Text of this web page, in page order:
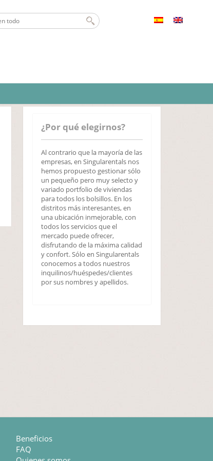
¿Por qué elegirnos?
Al contrario que la mayoría de las
empresas, en Singularentals nos
hemos propuesto gestionar sólo
un pequeño pero muy selecto y
variado portfolio de viviendas
para todos los bolsillos. En los
distritos más interesantes, en
una ubicación inmejorable, con
todos los servicios que el
mercado puede ofrecer,
disfrutando de la máxima calidad
y confort. Sólo en Singularentals
conocemos a todos nuestros
inquilinos/huéspedes/clientes
por sus nombres y apellidos.
Beneficios
FAQ